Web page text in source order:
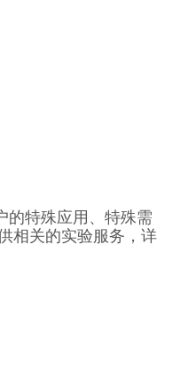
的特殊应用、特殊需
相关的实验服务，详